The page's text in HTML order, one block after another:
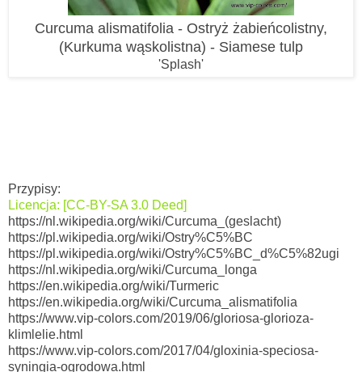
Curcuma alismatifolia - Ostryż żabieńcolistny,
(Kurkuma wąskolistna) - Siamese tulp
'Splash'
Przypisy:
Licencja: [CC-BY-SA 3.0 Deed]
https://nl.wikipedia.org/wiki/Curcuma_(geslacht)
https://pl.wikipedia.org/wiki/Ostry%C5%BC
https://pl.wikipedia.org/wiki/Ostry%C5%BC_d%C5%82ugi
https://nl.wikipedia.org/wiki/Curcuma_longa
https://en.wikipedia.org/wiki/Turmeric
https://en.wikipedia.org/wiki/Curcuma_alismatifolia
https://www.vip-colors.com/2019/06/gloriosa-glorioza-
klimlelie.html
https://www.vip-colors.com/2017/04/gloxinia-speciosa-
syningia-ogrodowa.html